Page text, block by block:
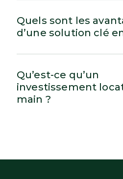
Quels sont les
d’une solution clé
Qu’est-ce qu’un
investissement
main ?